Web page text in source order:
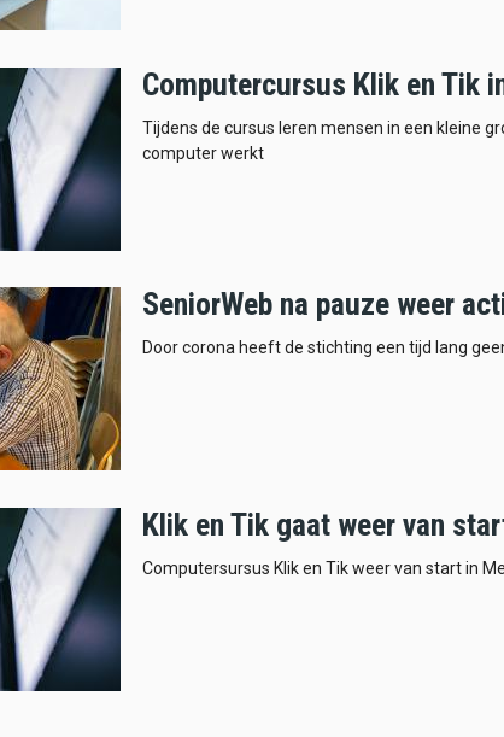
Computercursus Klik en Tik
Tijdens de cursus leren mensen in een kleine
computer werkt
SeniorWeb na pauze weer
Door corona heeft de stichting een tijd lang
Klik en Tik gaat weer van
Computersursus Klik en Tik weer van start in